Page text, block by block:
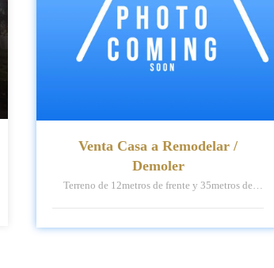
Venta Casa a Remodelar /
Demoler
Terreno de 12metros de frente y 35metros de